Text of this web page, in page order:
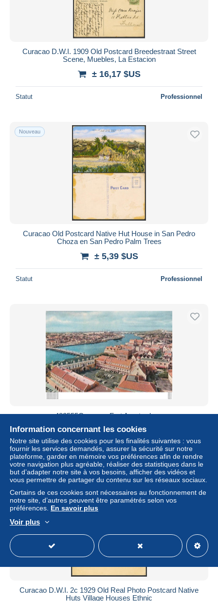
Curacao D.W.I. 1909 Old Postcard Breedestraat Street
Scene, Muebles, La Estacion
± 16,17 $US
Statut Professionnel
Nouveau
Curacao Old Postcard Native Hut House in San Pedro
Choza en San Pedro Palm Trees
± 5,39 $US
Statut Professionnel
482555Curacao, Fort Amsterdam.
± 2,31 $US
Statut Particulier
Curacao D.W.I. 2c 1929 Old Real Photo Postcard Native
Huts Village Houses Ethnic
Information concernant les cookies
Notre site utilise des cookies pour les finalités suivantes : vous
fournir les services demandés, assurer la sécurité sur notre
plateforme, garder en mémoire vos préférences afin de rendre
votre navigation plus agréable, réaliser des statistiques dans le
but d’adapter notre site à vos besoins, afficher des vidéos et
vous permettre de partager du contenu sur les réseaux sociaux.
Certains de ces cookies sont nécessaires au fonctionnement de
notre site, d’autres peuvent être paramétrés selon vos
préférences. En savoir plus
Voir plus